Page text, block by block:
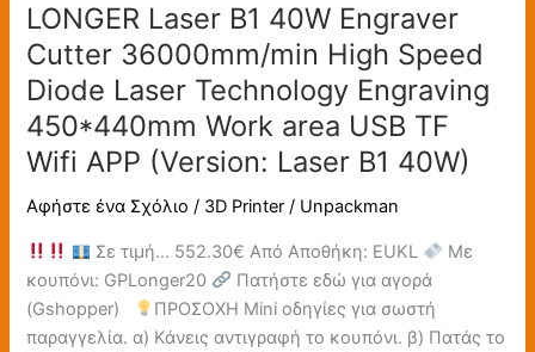
LONGER Laser B1 40W Engraver
Cutter 36000mm/min High Speed
Diode Laser Technology Engraving
450*440mm Work area USB TF
Wifi APP (Version: Laser B1 40W)
Αφήστε ένα Σχόλιο / 3D Printer / Unpackman
Σε τιμή… 552.30€ Από Αποθήκη: EUKL
Με
κουπόνι: GPLonger20
Πατήστε εδώ για αγορά
(Gshopper)
ΠΡΟΣΟΧΗ Mini οδηγίες για σωστή
παραγγελία. α) Κάνεις αντιγραφή το κουπόνι. β) Πατάς το
Wifi
APP
(Version:
B1
40W)